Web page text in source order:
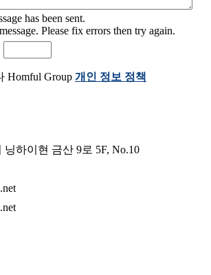
has been sent.
Please fix errors then try again.
Homful Group 개인 정보 정책
하이현 금산 9로 5F, No.10